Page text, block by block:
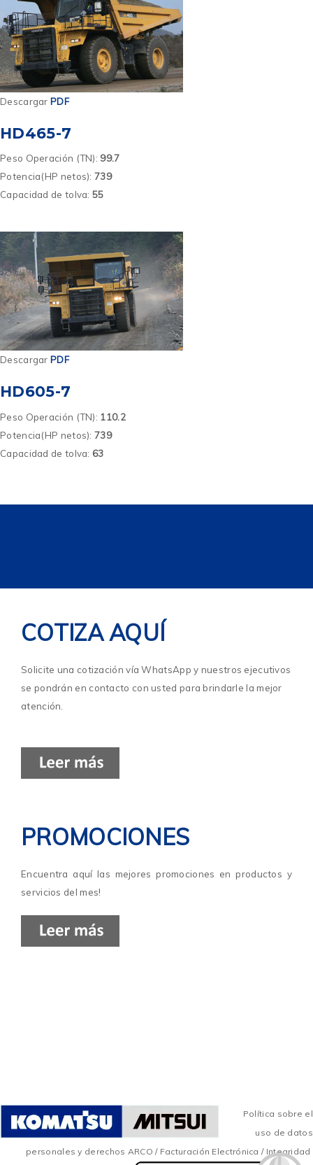
Descargar PDF
HD465-7
Peso Operación (TN): 99.7
Potencia(HP netos): 739
Capacidad de tolva: 55
Descargar PDF
HD605-7
Peso Operación (TN): 110.2
Potencia(HP netos): 739
Capacidad de tolva: 63
COTIZA AQUÍ
Solicite una cotización vía WhatsApp y nuestros ejecutivos
se pondrán en contacto con usted para brindarle la mejor
atención.
PROMOCIONES
Encuentra aquí las mejores promociones en productos y
servicios del mes!
Política sobre el
uso de datos
personales y derechos ARCO/ Facturación Electrónica / Integridad